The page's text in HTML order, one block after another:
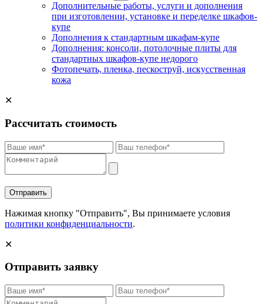
Дополнительные работы, услуги и дополнения
при изготовлении, установке и переделке шкафов-
купе
Дополнения к стандартным шкафам-купе
Дополнения: консоли, потолочные плиты для
стандартных шкафов-купе недорого
Фотопечать, пленка, пескоструй, искусственная
кожа
✕
Рассчитать стоимость
Отправить
Нажимая кнопку "Отправить", Вы принимаете условия
политики конфиденциальности.
✕
Отправить заявку